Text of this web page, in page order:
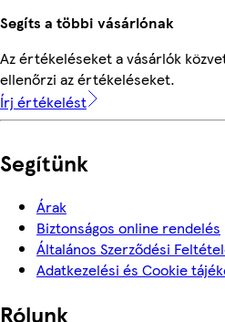
Segíts a többi vásárlónak
Az értékeléseket a vásárlók
ellenőrzi az értékeléseket.
Írj értékelést
Segítünk
Árak
Biztonságos online rendelés
Általános Szerződési
Adatkezelési és Cookie
Rólunk